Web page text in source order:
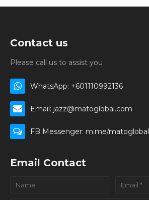
Contact us
Please call us to assist you
WhatsApp: +601110992136
Email: jazz@matoglobal.com
FB Messenger: m.me/matoglobal
Email Contact